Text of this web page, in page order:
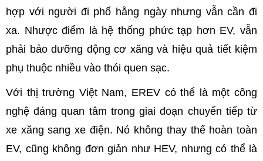
hợp với người đi phố hằng ngày nhưng vẫn cần đi
xa. Nhược điểm là hệ thống phức tạp hơn EV, vẫn
phải bảo dưỡng động cơ xăng và hiệu quả tiết kiệm
phụ thuộc nhiều vào thói quen sạc.
Với thị trường Việt Nam, EREV có thể là một công
nghệ đáng quan tâm trong giai đoạn chuyển tiếp từ
xe xăng sang xe điện. Nó không thay thế hoàn toàn
EV, cũng không đơn giản như HEV, nhưng có thể là